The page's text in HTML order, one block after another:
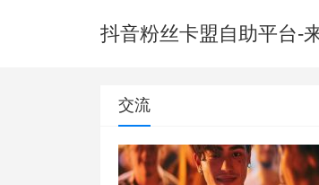
抖音粉丝卡盟自助平台-
交流